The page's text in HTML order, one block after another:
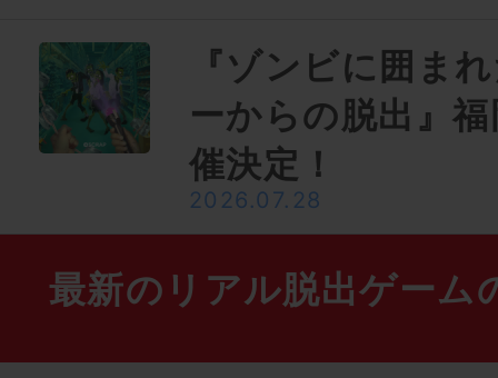
『ゾンビに囲ま
ーからの脱出』
催決定！
2026.07.28
最新のリアル脱出ゲーム